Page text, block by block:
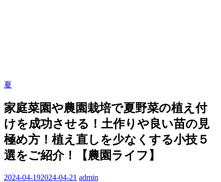
夏
家庭菜園や農園栽培で夏野菜の植え付
けを成功させる！土作りや良い苗の見
極め方！植え直しを少なくする小技５
選をご紹介！【農園ライフ】
2024-04-192024-04-21 admin